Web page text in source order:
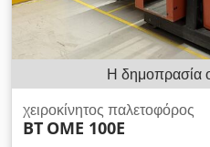
Η δημοπρασία
χειροκίνητος παλετοφόρος
BT OME 100E